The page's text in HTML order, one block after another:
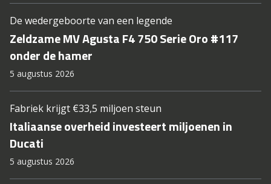
De wedergeboorte van een legende
Zeldzame MV Agusta F4 750 Serie Oro #117
onder de hamer
5 augustus 2026
Fabriek krijgt €33,5 miljoen steun
Italiaanse overheid investeert miljoenen in
Ducati
5 augustus 2026